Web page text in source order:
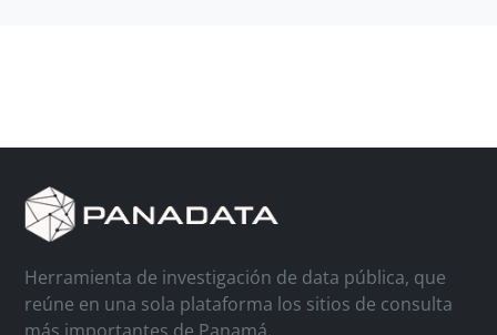
Herramienta de investigación de data pública, que
reúne en una sola plataforma los sitios de consulta